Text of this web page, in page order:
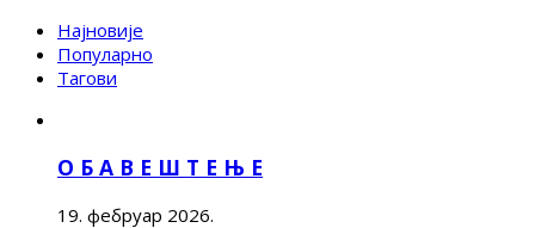
Најновије
Популарно
Тагови
О Б А В Е Ш Т Е Њ Е
19. фебруар 2026.